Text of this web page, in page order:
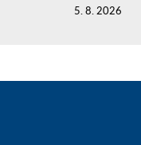
5. 8. 2026